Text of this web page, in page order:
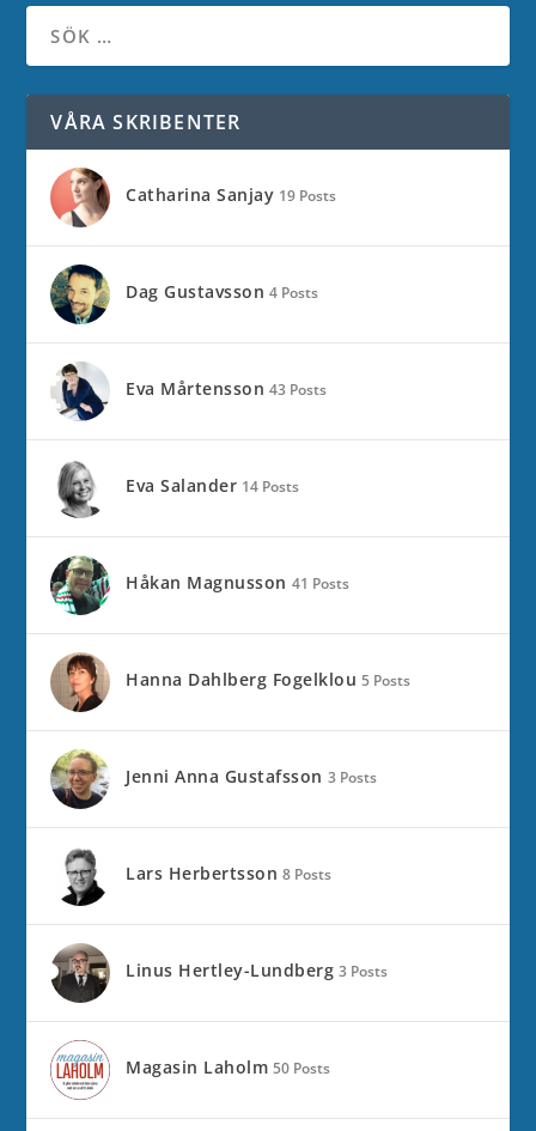
VÅRA SKRIBENTER
Catharina Sanjay 19 Posts
Dag Gustavsson 4 Posts
Eva Mårtensson 43 Posts
Eva Salander 14 Posts
Håkan Magnusson 41 Posts
Hanna Dahlberg Fogelklou 5 Posts
Jenni Anna Gustafsson 3 Posts
Lars Herbertsson 8 Posts
Linus Hertley-Lundberg 3 Posts
Magasin Laholm 50 Posts